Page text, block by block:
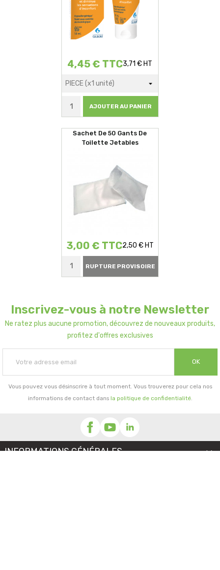
4,45 € TTC3,71 € HT
AJOUTER AU PANIER
Sachet De 50 Gants De
Toilette Jetables
3,00 € TTC2,50 € HT
RUPTURE PROVISOIRE
Inscrivez-vous à notre Newsletter
Ne ratez plus aucune promotion, découvrez de nouveaux produits,
profitez d'offres exclusives
OK
Vous pouvez vous désinscrire à tout moment. Vous trouverez pour cela nos
informations de contact dans la politique de confidentialité.
INFORMATIONS GÉNÉRALES 